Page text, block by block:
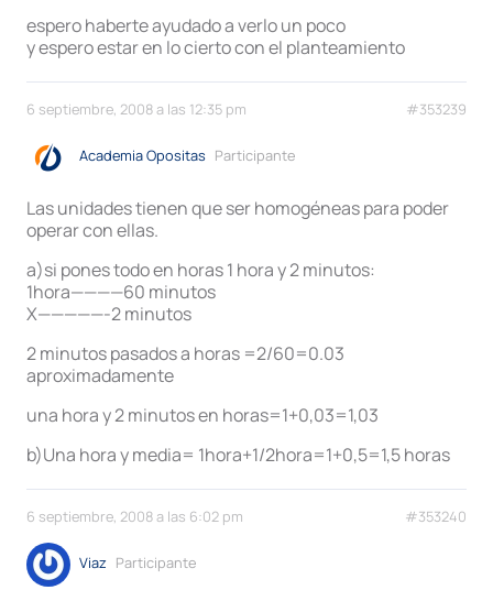
espero haberte ayudado a verlo un poco
y espero estar en lo cierto con el planteamiento
6 septiembre, 2008 a las 12:35 pm #353239
Academia Opositas Participante
Las unidades tienen que ser homogéneas para poder
operar con ellas.
a)si pones todo en horas 1 hora y 2 minutos:
1hora————60 minutos
X—————-2 minutos
2 minutos pasados a horas =2/60=0.03
aproximadamente
una hora y 2 minutos en horas=1+0,03=1,03
b)Una hora y media= 1hora+1/2hora=1+0,5=1,5 horas
6 septiembre, 2008 a las 6:02 pm #353240
Viaz Participante